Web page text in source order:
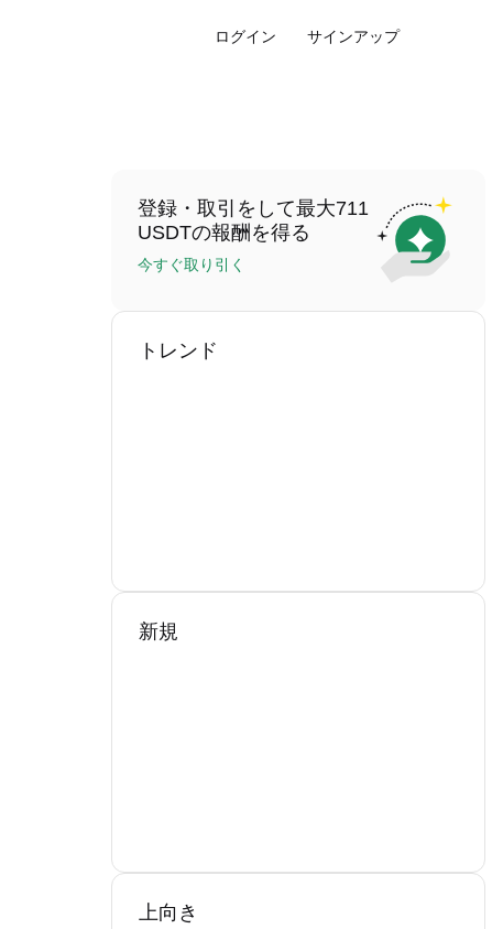
ログイン サインアップ
登録・取引をして最大711
USDTの報酬を得る
今すぐ取り引く
トレンド
新規
上向き